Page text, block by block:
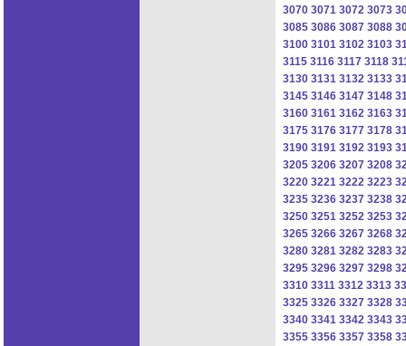
3070 3071 3072 3073
3085 3086 3087 3088
3100 3101 3102 3103
3115 3116 3117 3118
3130 3131 3132 3133
3145 3146 3147 3148
3160 3161 3162 3163
3175 3176 3177 3178
3190 3191 3192 3193
3205 3206 3207 3208
3220 3221 3222 3223
3235 3236 3237 3238
3250 3251 3252 3253
3265 3266 3267 3268
3280 3281 3282 3283
3295 3296 3297 3298
3310 3311 3312 3313
3325 3326 3327 3328
3340 3341 3342 3343
3355 3356 3357 3358